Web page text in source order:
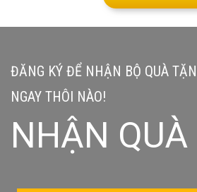
ĐĂNG KÝ ĐỂ NHẬN BỘ QUÀ
NGAY THÔI NÀO!
NHẬN QUÀ